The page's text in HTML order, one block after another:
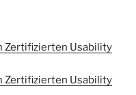
Zertifizierten Usability
Zertifizierten Usability